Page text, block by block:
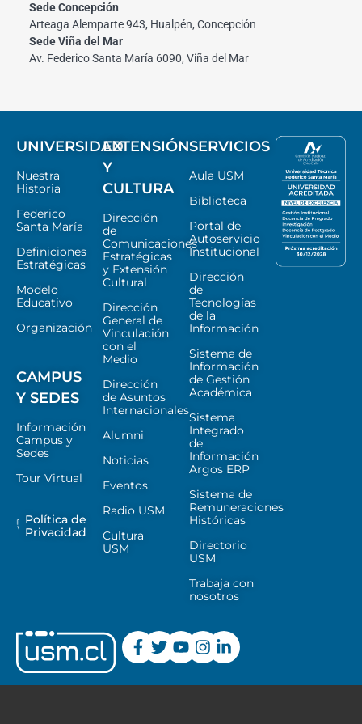
Sede Concepción
Arteaga Alemparte 943, Hualpén, Concepción
Sede Viña del Mar
Av. Federico Santa María 6090, Viña del Mar
UNIVERSIDAD
Nuestra
Historia
Federico
Santa María
Definiciones
Estratégicas
Modelo
Educativo
Organización
CAMPUS
Y SEDES
Información
Campus y
Sedes
Tour Virtual
Política de
Privacidad
EXTENSIÓN
Y
CULTURA
Dirección
de
Comunicaciones
Estratégicas
y Extensión
Cultural
Dirección
General de
Vinculación
con el
Medio
Dirección
de Asuntos
Internacionales
Alumni
Noticias
Eventos
Radio USM
Cultura
USM
SERVICIOS
Aula USM
Biblioteca
Portal de
Autoservicio
Institucional
Dirección
de
Tecnologías
de la
Información
Sistema de
Información
de Gestión
Académica
Sistema
Integrado
de
Información
Argos ERP
Sistema de
Remuneraciones
Históricas
Directorio
USM
Trabaja con
nosotros